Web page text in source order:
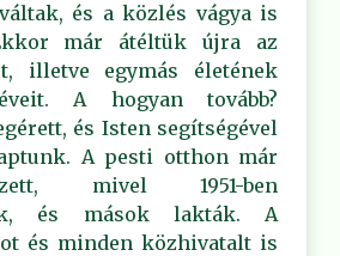
és a közlés vágya is
már átéltük újra az
illetve egymás életének
A hogyan tovább?
és Isten segítségével
A pesti otthon már
mivel 1951-ben
és mások lakták. A
és minden közhivatalt is